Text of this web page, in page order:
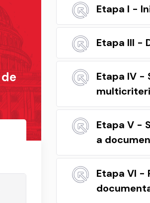
Etapa I -
Etapa III -
Etapa IV -
Etapa V -
a
Etapa VI -